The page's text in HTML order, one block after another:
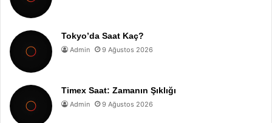
Tokyo’da Saat Kaç?
Admin 9 Ağustos 2026
Timex Saat: Zamanın Şıklığı
Admin 9 Ağustos 2026